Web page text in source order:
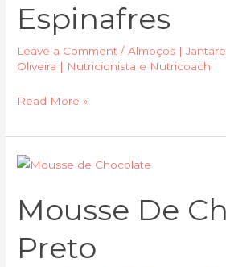
Espinafres
Leave a Comment /Almoços |
Oliveira | Nutricionista e Nutricoach
e
espinafres
Read More »
Mousse De
Preto
Mousse
chocolate
preto